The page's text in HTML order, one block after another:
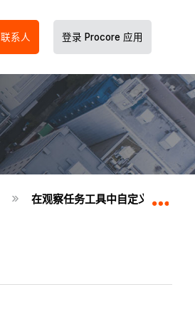
联系人 登录 Procore 应用
在观察任务工具中自定义列显示